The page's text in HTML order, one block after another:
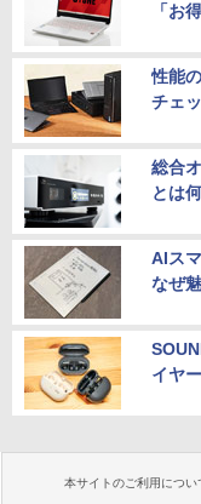
「お
性能
チェ
総合
とは
AIス
なぜ
イヤ
本サイトのご利用につい